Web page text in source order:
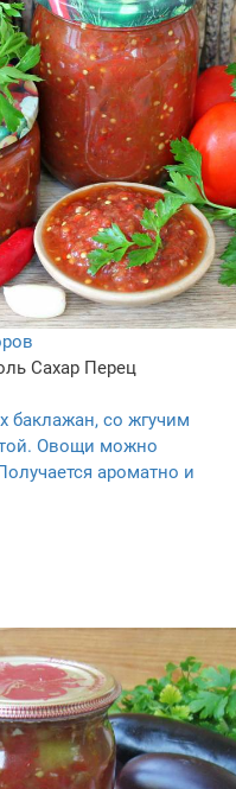
Сахар Перец
баклажан, со жгучим
Овощи можно
ароматно и